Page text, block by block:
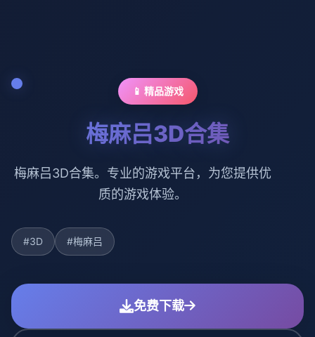
📱 精品游戏
梅麻吕3D合集
梅麻吕3D合集。专业的游戏平台，为您提供优
质的游戏体验。
#3D #梅麻吕
免费下载